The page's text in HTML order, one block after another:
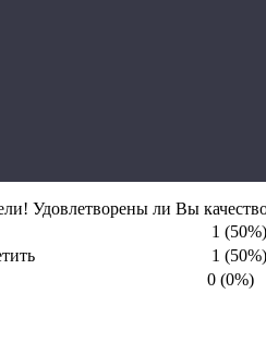
Удовлетворены ли Вы
1 (50%)
1 (50%)
0 (0%)